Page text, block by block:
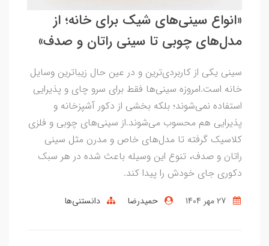
«انواع سینی‌های شیک برای خانه؛ از
مدل‌های چوبی تا سینی راتان و صدف»
سینی یکی از کاربردی‌ترین و در عین حال زیباترین وسایل
خانه است.امروزه سینی‌ها فقط برای سرو چای و پذیرایی
استفاده نمی‌شوند؛ بلکه بخشی از دکور آشپزخانه و
پذیرایی هم محسوب می‌شوند.از سینی‌های چوبی و فلزی
کلاسیک گرفته تا مدل‌های خاص و مدرن مثل سینی
راتان و صدف، تنوع این وسیله باعث شده در هر سبک
دکوری جای خودش را پیدا کند.
حمیدرضا دانستنی‌ها